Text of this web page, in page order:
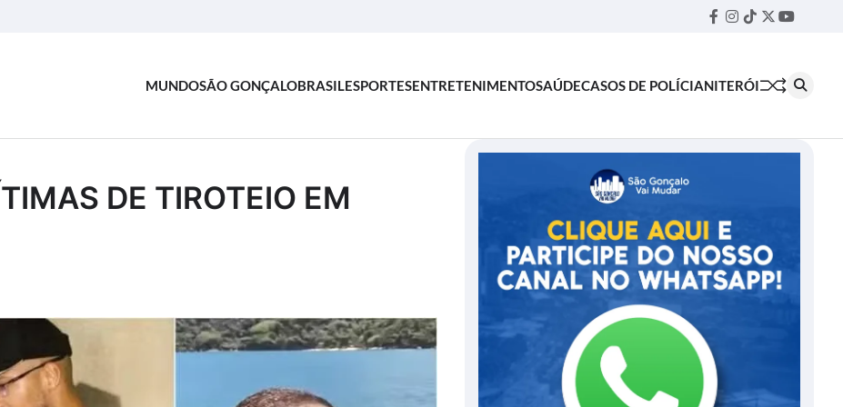
Facebook
Instagram
TikTok
TwitterYouTube
MUNDOSÃO GONÇALOBRASILESPORTESENTRETENIMENTOSAÚDECASOS DE POLÍCIANITERÓI
DE TIROTEIO EM